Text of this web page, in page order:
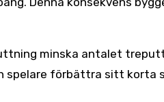
minska antalet
spelare förbättra sitt korta